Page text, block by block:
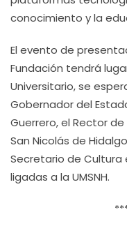
conocimiento y la
El evento de
Fundación tendrá
Universitario, se
Gobernador del
Guerrero, el Rector
San Nicolás de
Secretario de Cultura
ligadas a la UMSNH.